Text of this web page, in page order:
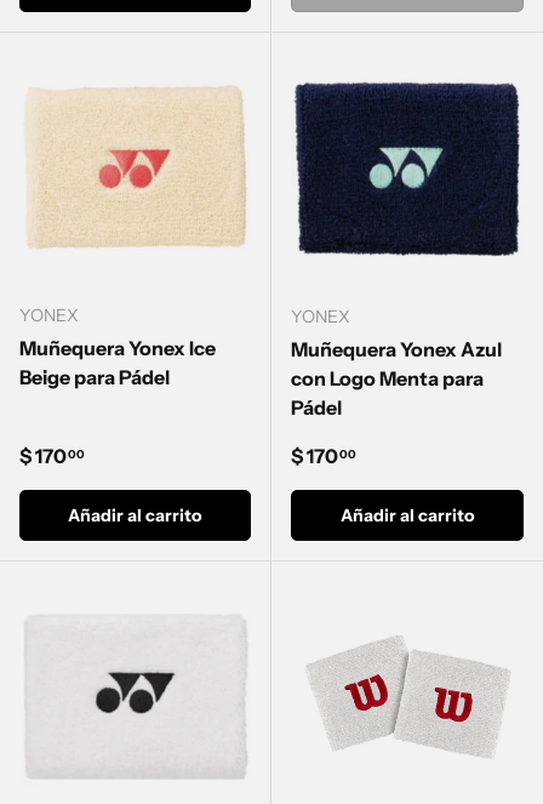
YONEX
Muñequera Yonex Ice
Beige para Pádel
Precio normal
$ 17000
Añadir al carrito
YONEX
Muñequera Yonex Azul
con Logo Menta para
Pádel
Precio normal
$ 17000
Añadir al carrito